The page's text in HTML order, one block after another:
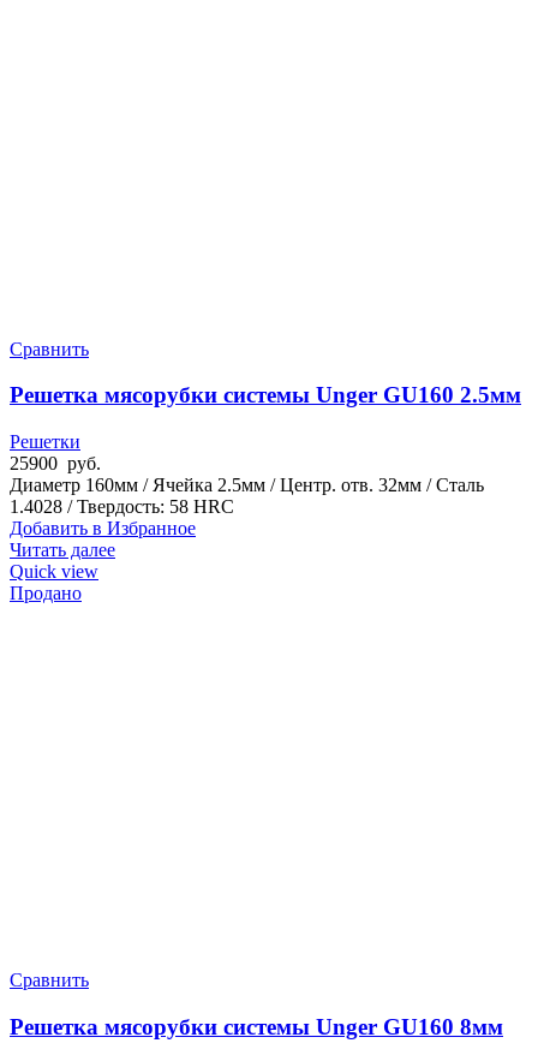
Сравнить
Решетка мясорубки системы Unger GU160 2.5мм
Решетки
25900 руб.
Диаметр 160мм / Ячейка 2.5мм / Центр. отв. 32мм / Сталь
1.4028 / Твердость: 58 HRC
Добавить в Избранное
Читать далее
Quick view
Продано
Сравнить
Решетка мясорубки системы Unger GU160 8мм